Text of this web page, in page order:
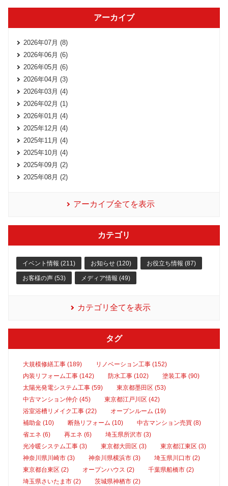
アーカイブ
2026年07月 (8)
2026年06月 (6)
2026年05月 (6)
2026年04月 (3)
2026年03月 (4)
2026年02月 (1)
2026年01月 (4)
2025年12月 (4)
2025年11月 (4)
2025年10月 (4)
2025年09月 (2)
2025年08月 (2)
アーカイブ全てを表示
カテゴリ
イベント情報 (211) お知らせ (120) お役立ち情報 (87)
お客様の声 (53) メディア情報 (49)
カテゴリ全てを表示
タグ
大規模修繕工事 (189)
リノベーション工事 (152)
内装リフォーム工事 (142)
防水工事 (102)
塗装工事 (90)
太陽光発電システム工事 (59)
東京都墨田区 (53)
中古マンション仲介 (45)
東京都江戸川区 (42)
浴室浴槽リメイク工事 (22)
オープンルーム (19)
補助金 (10)
断熱リフォーム (10)
中古マンション売買 (8)
省エネ (6)
再エネ (6)
埼玉県所沢市 (3)
光冷暖システム工事 (3)
東京都大田区 (3)
東京都江東区 (3)
神奈川県川崎市 (3)
神奈川県横浜市 (3)
埼玉県川口市 (2)
東京都台東区 (2)
オープンハウス (2)
千葉県船橋市 (2)
埼玉県さいたま市 (2)
茨城県神栖市 (2)